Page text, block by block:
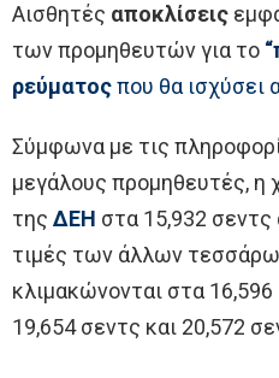
Αισθητές αποκλίσεις
των προμηθευτών για το
ρεύματοςπου θα ισχύσει
Σύμφωνα με τις
μεγάλους προμηθευτές, η
της ΔΕΗ στα 15,932
τιμές των άλλων
κλιμακώνονται στα
19,654 σεντς και 20,572